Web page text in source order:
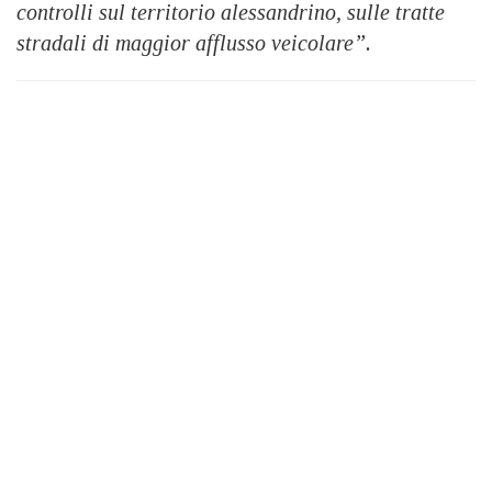
controlli sul territorio alessandrino, sulle tratte
stradali di maggior afflusso veicolare”.